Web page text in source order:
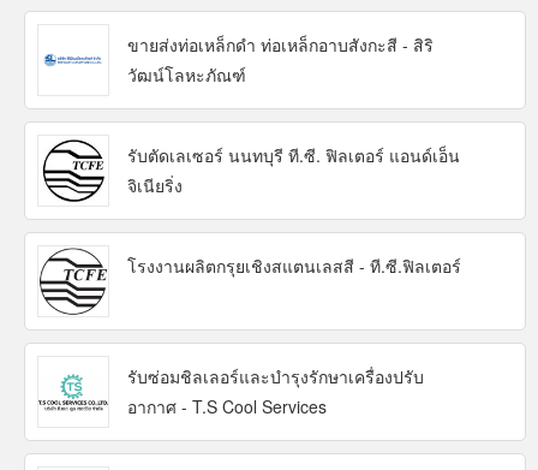
ขายส่งท่อเหล็กดำ ท่อเหล็กอาบสังกะสี - สิริ
วัฒน์โลหะภัณฑ์
รับตัดเลเซอร์ นนทบุรี ที.ซี. ฟิลเตอร์ แอนด์เอ็น
จิเนียริ่ง
โรงงานผลิตกรุยเชิงสแตนเลสสี - ที.ซี.ฟิลเตอร์
รับซ่อมชิลเลอร์และบำรุงรักษาเครื่องปรับ
อากาศ - T.S Cool Services